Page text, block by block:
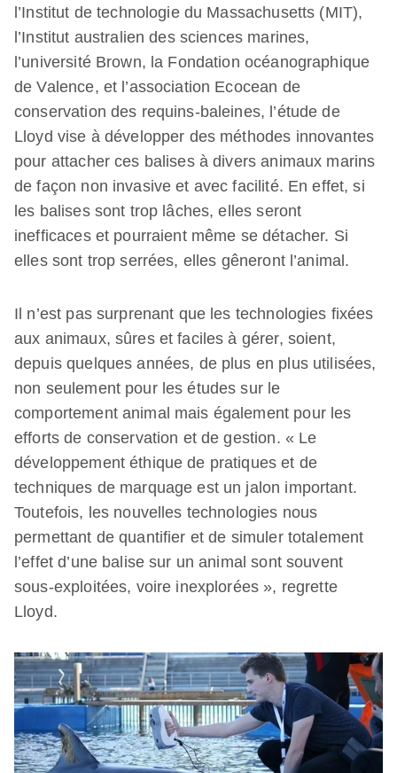
l’Institut de technologie du Massachusetts (MIT),
l’Institut australien des sciences marines,
l’université Brown, la Fondation océanographique
de Valence, et l’association Ecocean de
conservation des requins-baleines, l’étude de
Lloyd vise à développer des méthodes innovantes
pour attacher ces balises à divers animaux marins
de façon non invasive et avec facilité. En effet, si
les balises sont trop lâches, elles seront
inefficaces et pourraient même se détacher. Si
elles sont trop serrées, elles gêneront l’animal.
Il n’est pas surprenant que les technologies fixées
aux animaux, sûres et faciles à gérer, soient,
depuis quelques années, de plus en plus utilisées,
non seulement pour les études sur le
comportement animal mais également pour les
efforts de conservation et de gestion. « Le
développement éthique de pratiques et de
techniques de marquage est un jalon important.
Toutefois, les nouvelles technologies nous
permettant de quantifier et de simuler totalement
l’effet d’une balise sur un animal sont souvent
sous-exploitées, voire inexplorées », regrette
Lloyd.